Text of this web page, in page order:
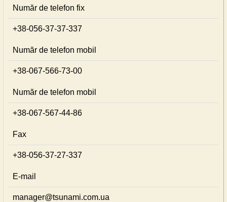
Număr de telefon fix
+38-056-37-37-337
Număr de telefon mobil
+38-067-566-73-00
Număr de telefon mobil
+38-067-567-44-86
Fax
+38-056-37-27-337
E-mail
manager@tsunami.com.ua